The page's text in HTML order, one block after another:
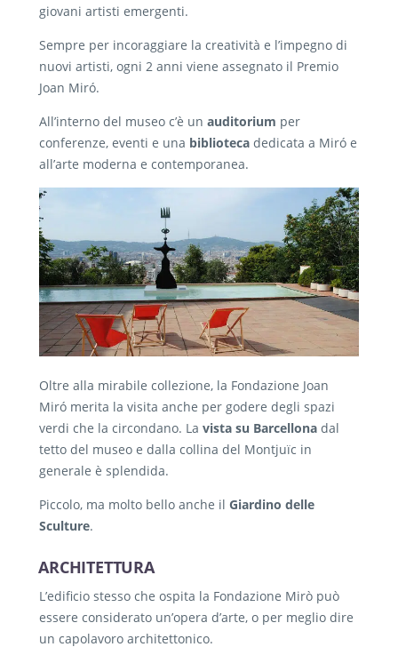
giovani artisti emergenti.
Sempre per incoraggiare la creatività e l’impegno di
nuovi artisti, ogni 2 anni viene assegnato il Premio
Joan Miró.
All’interno del museo c’è un auditorium per
conferenze, eventi e una biblioteca dedicata a Miró e
all’arte moderna e contemporanea.
Oltre alla mirabile collezione, la Fondazione Joan
Miró merita la visita anche per godere degli spazi
verdi che la circondano. La vista su Barcellona dal
tetto del museo e dalla collina del Montjuïc in
generale è splendida.
Piccolo, ma molto bello anche il Giardino delle
Sculture.
ARCHITETTURA
L’edificio stesso che ospita la Fondazione Mirò può
essere considerato un’opera d’arte, o per meglio dire
un capolavoro architettonico.